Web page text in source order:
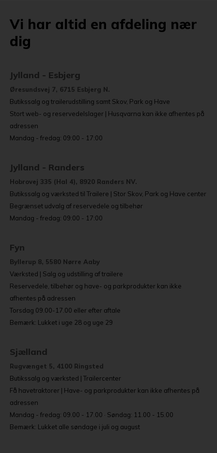
Vi har altid en afdeling nær
dig
Jylland - Esbjerg
Øresundsvej 7, 6715 Esbjerg N.
Butikssalg og trailerudstilling samt Skov, Park og Have
Stort web- og reservedelslager | Husqvarna kan ikke afhentes på
adressen
Mandag - fredag: 09:00 - 17:00
Jylland - Randers
Hobrovej 335 (Hal 4), 8920 Randers NV.
Butikssalg og værksted til Trailere | Stor Skov, Park og Have center
Begrænset udvalg af reservedele og tilbehør
Mandag - fredag: 09:00 - 17:00
Fyn
Byllerup 8, 5580 Nørre Aaby
Værksted | Salg og udstilling af trailere
Reservedele, tilbehør og have- og parkprodukter kan ikke
afhentes på adressen
Torsdag 09.00-17.00 eller efter aftale
Bemærk: Lukket i uge 28 og uge 29
Sjælland
Rugvænget 5, 4100 Ringsted
Butikssalg og værksted | Trailercenter
Få havetraktorer | Have- og parkprodukter kan ikke afhentes på
adressen
Mandag - fredag: 09.00 - 17.00 · Søndag: 11.00 - 15.00
Bemærk: Lukket alle søndage i juli og august